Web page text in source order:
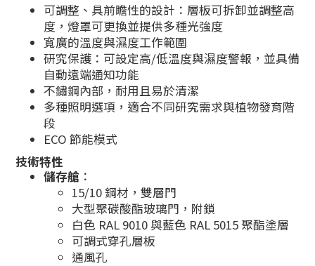
可調整、具前瞻性的設計：層板可拆卸並調整高
度，燈罩可更換並提供多種光強度
寬廣的溫度與濕度工作範圍
研究保護：可設定高/低溫度與濕度警報，並具備
自動遠端通知功能
不鏽鋼內部，耐用且易於清潔
多種照明選項，適合不同研究需求與植物發育階
段
ECO 節能模式
技術特性
儲存艙 ：
15/10 鋼材，雙層門
大型聚碳酸酯玻璃門，附鎖
白色 RAL 9010 與藍色 RAL 5015 聚酯塗層
可調式穿孔層板
通風孔